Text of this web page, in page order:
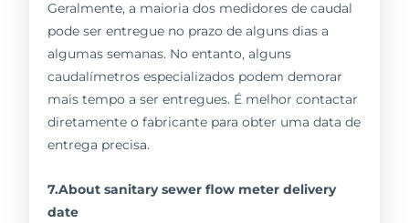
Geralmente, a maioria dos medidores de caudal
pode ser entregue no prazo de alguns dias a
algumas semanas. No entanto, alguns
caudalímetros especializados podem demorar
mais tempo a ser entregues. É melhor contactar
diretamente o fabricante para obter uma data de
entrega precisa.
7.About sanitary sewer flow meter delivery
date